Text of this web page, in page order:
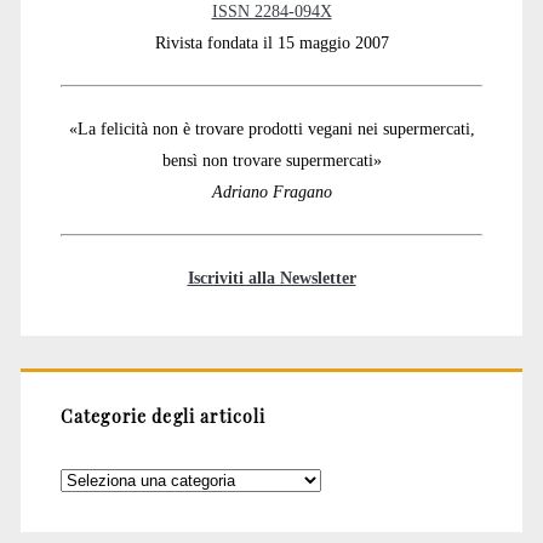
ISSN 2284-094X
Rivista fondata il 15 maggio 2007
«La felicità non è trovare prodotti vegani nei supermercati,
bensì non trovare supermercati»
Adriano Fragano
Iscriviti alla Newsletter
Categorie degli articoli
Categorie